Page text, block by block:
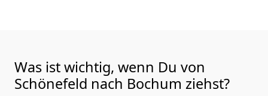
Was ist wichtig, wenn Du von
Schönefeld nach Bochum ziehst?